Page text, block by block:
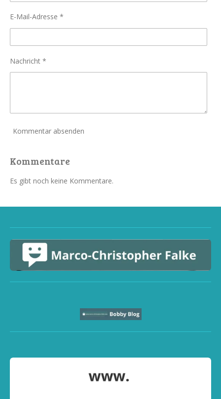
E-Mail-Adresse *
Nachricht *
Kommentar absenden
Kommentare
Es gibt noch keine Kommentare.